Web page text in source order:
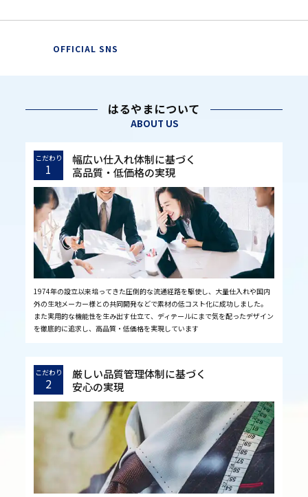
OFFICIAL SNS
はるやまについて
ABOUT US
こだわり
1
幅広い仕入れ体制に基づく
高品質・低価格の実現
1974年の設立以来培ってきた圧倒的な流通経路を駆使し、大量仕入れや国内
外の生地メーカー様との共同開発などで素材の低コスト化に成功しました。
また実用的な機能性を生み出す仕立て、ディテールにまで気を配ったデザイン
を徹底的に追求し、高品質・低価格を実現しています
こだわり
2
厳しい品質管理体制に基づく
安心の実現